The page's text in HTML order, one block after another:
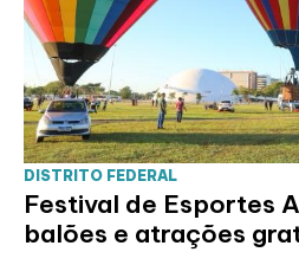
DISTRITO FEDERAL
Festival de Esportes
balões e atrações